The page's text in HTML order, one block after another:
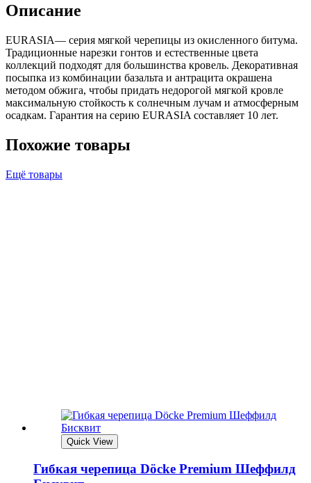
Описание
EURASIA— серия мягкой черепицы из окисленного битума.
Традиционные нарезки гонтов и естественные цвета
коллекций подходят для большинства кровель. Декоративная
посыпка из комбинации базальта и антрацита окрашена
методом обжига, чтобы придать недорогой мягкой кровле
максимальную стойкость к солнечным лучам и атмосферным
осадкам. Гарантия на серию EURASIA составляет 10 лет.
Похожие товары
Ещё товары
Quick View
Гибкая черепица Döcke Premium Шеффилд